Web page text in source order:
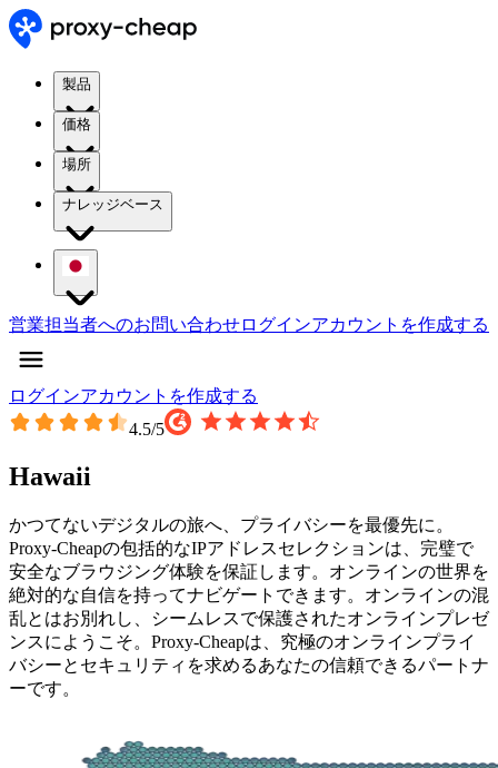
製品
価格
場所
ナレッジベース
営業担当者へのお問い合わせログインアカウントを作成する
ログインアカウントを作成する
4.5/5
Hawaii
かつてないデジタルの旅へ、プライバシーを最優先に。
Proxy-Cheapの包括的なIPアドレスセレクションは、完璧で
安全なブラウジング体験を保証します。オンラインの世界を
絶対的な自信を持ってナビゲートできます。オンラインの混
乱とはお別れし、シームレスで保護されたオンラインプレゼ
ンスにようこそ。Proxy-Cheapは、究極のオンラインプライ
バシーとセキュリティを求めるあなたの信頼できるパートナ
ーです。